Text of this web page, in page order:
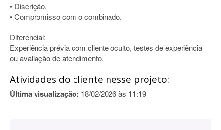
• Discrição.
• Compromisso com o combinado.
Diferencial:
Experiência prévia com cliente oculto, testes de experiência
ou avaliação de atendimento.
Atividades do cliente nesse projeto:
Última visualização: 18/02/2026 às 11:19